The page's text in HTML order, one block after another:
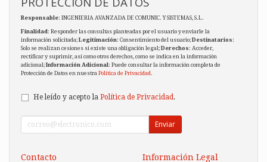
Responsable: INGENIERIA AVANZADA DE COMUNIC. Y SISTEMAS, S.L.
Finalidad: Responder las consultas planteadas por el usuario y enviarle la
información solicitada;Legitimación: Consentimiento del usuario;Destinatarios:
Solo se realizan cesiones si existe una obligación legal;Derechos: Acceder,
rectificar y suprimir, así como otros derechos, como se indica en la información
adicional;Información Adicional: Puede consultar la información completa de
Protección de Datos en nuestra Política de Privacidad.
He leído y acepto la Política de Privacidad.
Enviar
Contacto
Información Legal